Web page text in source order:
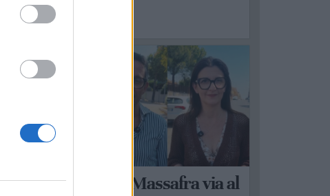
Strade sicure, a Massafra via al